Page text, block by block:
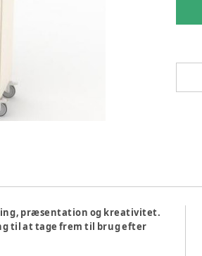
præsentation og kreativitet.
til at tage frem til brug efter